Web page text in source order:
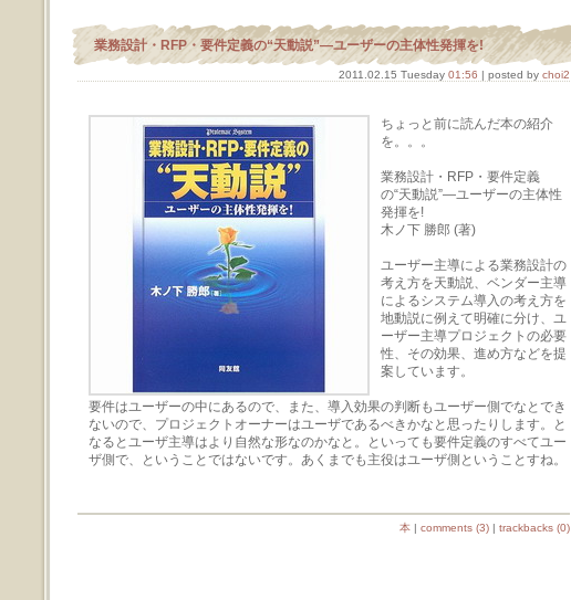
業務設計・RFP・要件定義の“天動説”―ユーザーの主体性発揮を!
2011.02.15 Tuesday 01:56 | posted by choi2
ちょっと前に読んだ本の紹介
を。。。
業務設計・RFP・要件定義
の“天動説”―ユーザーの主体性
発揮を!
木ノ下 勝郎 (著)
ユーザー主導による業務設計の
考え方を天動説、ベンダー主導
によるシステム導入の考え方を
地動説に例えて明確に分け、ユ
ーザー主導プロジェクトの必要
性、その効果、進め方などを提
案しています。
要件はユーザーの中にあるので、また、導入効果の判断もユーザー側でなとでき
ないので、プロジェクトオーナーはユーザであるべきかなと思ったりします。と
なるとユーザ主導はより自然な形なのかなと。といっても要件定義のすべてユー
ザ側で、ということではないです。あくまでも主役はユーザ側ということすね。
本 | comments (3) | trackbacks (0)